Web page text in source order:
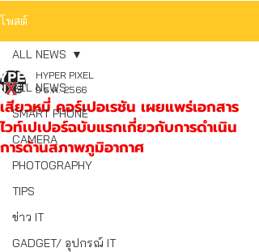
โพสต์
ALL NEWS
SMART PHONE
CAMERA
PHOTOGRAPHY
TIPS
ข่าว IT
GADGET/ อุปกรณ์ IT
ALL NEWS
เสียวหมี่ คอร์เปอเรชัน เผยแพร่เอกสาร
ไวท์เปเปอร์ฉบับแรกเกี่ยวกับการดำเนิน
การด้านสภาพภูมิอากาศ
HYPER PIXEL
9 ธ.ค. 2566